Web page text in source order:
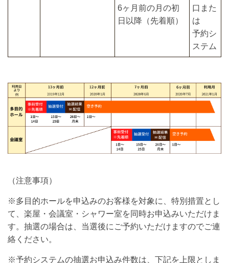
6ヶ月前の月の初
日以降（先着順）
口また
は
予約シ
ステム
（注意事項）
※多目的ホールを申込みのお客様を対象に、特別措置とし
て、楽屋・会議室・シャワー室を同時お申込みいただけま
す。抽選の場合は、当選後にご予約いただけますのでご連
絡ください。
※予約システムの抽選お申込み件数は、下記を上限としま